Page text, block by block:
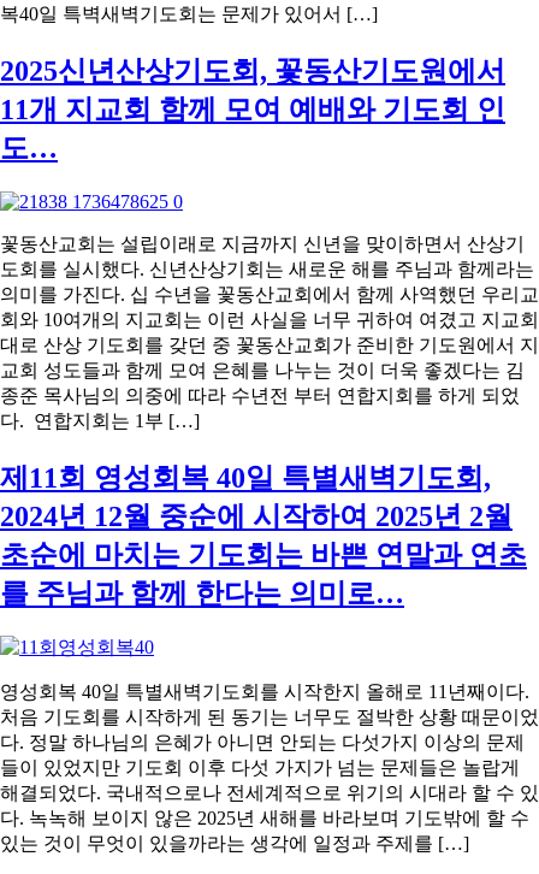
복40일 특벽새벽기도회는 문제가 있어서 […]
2025신년산상기도회, 꽃동산기도원에서
11개 지교회 함께 모여 예배와 기도회 인
도…
꽃동산교회는 설립이래로 지금까지 신년을 맞이하면서 산상기
도회를 실시했다. 신년산상기회는 새로운 해를 주님과 함께라는
의미를 가진다. 십 수년을 꽃동산교회에서 함께 사역했던 우리교
회와 10여개의 지교회는 이런 사실을 너무 귀하여 여겼고 지교회
대로 산상 기도회를 갖던 중 꽃동산교회가 준비한 기도원에서 지
교회 성도들과 함께 모여 은혜를 나누는 것이 더욱 좋겠다는 김
종준 목사님의 의중에 따라 수년전 부터 연합지회를 하게 되었
다. 연합지회는 1부 […]
제11회 영성회복 40일 특별새벽기도회,
2024년 12월 중순에 시작하여 2025년 2월
초순에 마치는 기도회는 바쁜 연말과 연초
를 주님과 함께 한다는 의미로…
영성회복 40일 특별새벽기도회를 시작한지 올해로 11년째이다.
처음 기도회를 시작하게 된 동기는 너무도 절박한 상황 때문이었
다. 정말 하나님의 은혜가 아니면 안되는 다섯가지 이상의 문제
들이 있었지만 기도회 이후 다섯 가지가 넘는 문제들은 놀랍게
해결되었다. 국내적으로나 전세계적으로 위기의 시대라 할 수 있
다. 녹녹해 보이지 않은 2025년 새해를 바라보며 기도밖에 할 수
있는 것이 무엇이 있을까라는 생각에 일정과 주제를 […]